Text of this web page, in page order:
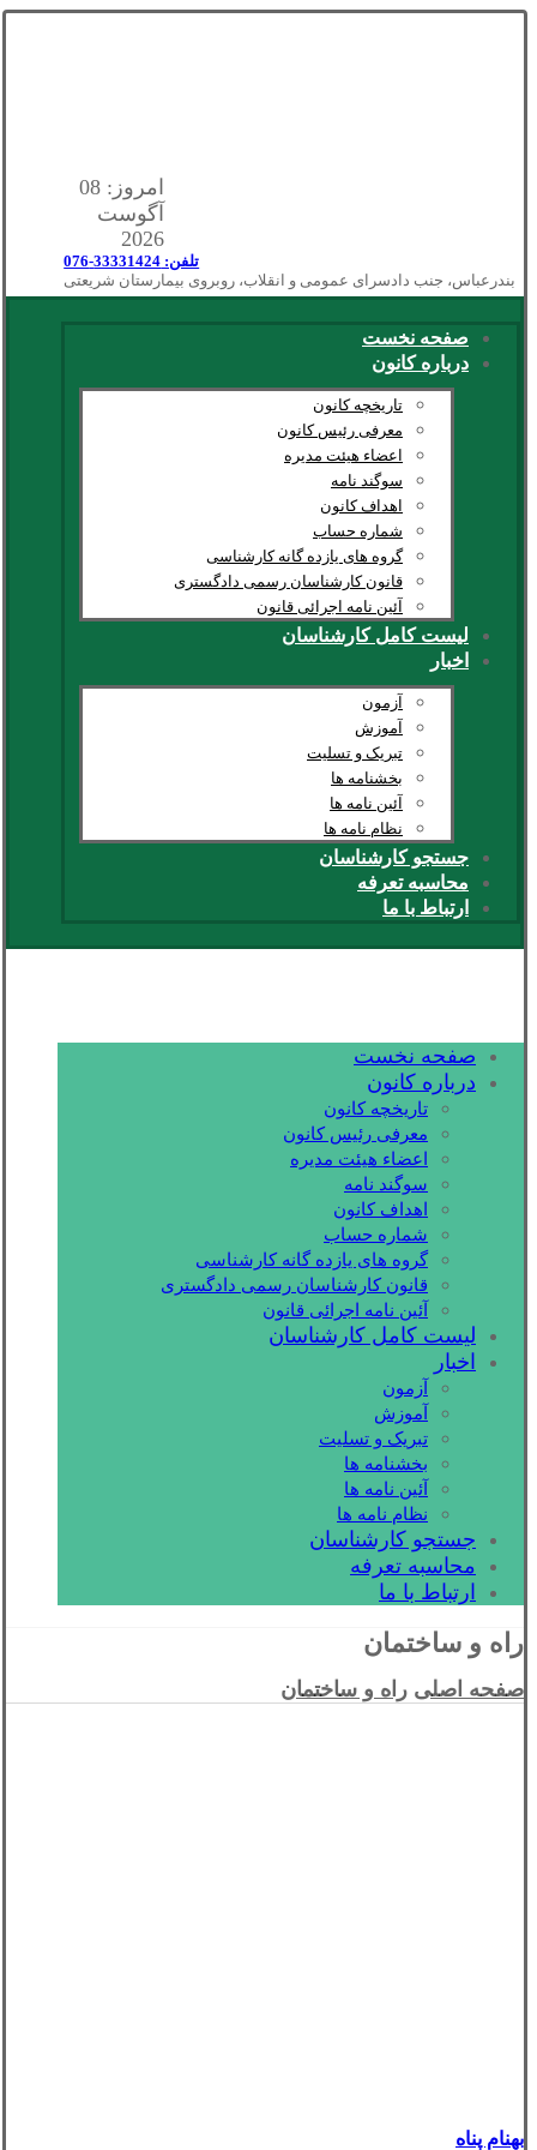
امروز: 08
آگوست
2026
تلفن: 33331424-076
بندرعباس، جنب دادسرای عمومی و انقلاب، روبروی بیمارستان شریعتی
صفحه نخست
درباره کانون
تاریخچه کانون
معرفی رئیس کانون
اعضاء هیئت مدیره
سوگند نامه
اهداف کانون
شماره حساب
گروه های یازده گانه کارشناسی
قانون کارشناسان رسمی دادگستری
آئین نامه اجرائی قانون
لیست کامل کارشناسان
اخبار
آزمون
آموزش
تبریک و تسلیت
بخشنامه ها
آئین نامه ها
نظام نامه ها
جستجو کارشناسان
محاسبه تعرفه
ارتباط با ما
صفحه نخست
درباره کانون
تاریخچه کانون
معرفی رئیس کانون
اعضاء هیئت مدیره
سوگند نامه
اهداف کانون
شماره حساب
گروه های یازده گانه کارشناسی
قانون کارشناسان رسمی دادگستری
آئین نامه اجرائی قانون
لیست کامل کارشناسان
اخبار
آزمون
آموزش
تبریک و تسلیت
بخشنامه ها
آئین نامه ها
نظام نامه ها
جستجو کارشناسان
محاسبه تعرفه
ارتباط با ما
راه و ساختمان
صفحه اصلی راه و ساختمان
بهنام پناه